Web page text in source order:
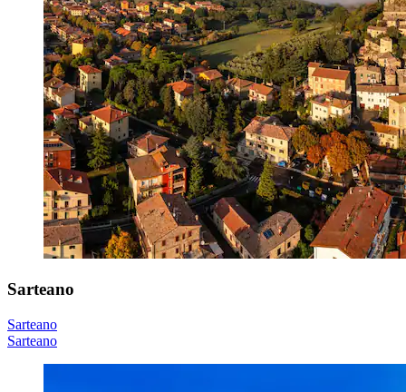
Sarteano
Sarteano
Sarteano